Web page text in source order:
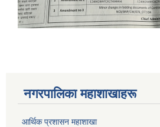
नगरपालिका महाशाखाहरू
आर्थिक प्रशासन महाशाखा